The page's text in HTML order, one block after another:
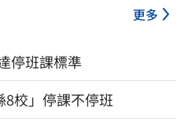
更多
停班課標準
8校」停課不停班